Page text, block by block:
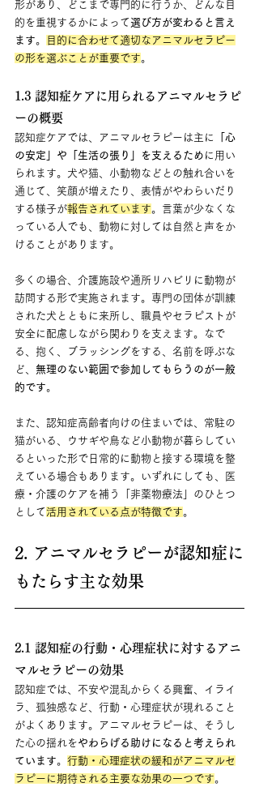
形があり、どこまで専門的に行うか、どんな目
的を重視するかによって選び方が変わると言え
ます。
目的に合わせて適切なアニマルセラピー
の形を選ぶことが重要です。
1.3 認知症ケアに用られるアニマルセラピ
ーの概要
認知症ケアでは、アニマルセラピーは主に
「心
の安定」や「生活の張り」を支えるため に用い
られます。犬や猫、小動物などとの触れ合いを
通じて、笑顔が増えたり、表情がやわらいだり
する様子が報告されています。言葉が少なくな
っている人でも、動物に対しては自然と声をか
けることがあります。
多くの場合、介護施設や通所リハビリに動物が
訪問する形で実施されます。専門の団体が訓練
された犬とともに来所し、職員やセラピストが
安全に配慮しながら関わりを支えます。なで
る、抱く、ブラッシングをする、名前を呼ぶな
ど、 無理のない範囲で参加してもらうのが一般
的です。
また、認知症高齢者向けの住まいでは、常駐の
猫がいる、ウサギや鳥など小動物が暮らしてい
るといった形で日常的に動物と接する環境を整
えている場合もあります。いずれにしても、医
療・介護のケアを補う「非薬物療法」のひとつ
として活用されている点が特徴です。
2. アニマルセラピーが認知症に
もたらす主な効果
2.1 認知症の行動・心理症状に対するアニ
マルセラピーの効果
認知症では、不安や混乱からくる興奮、イライ
ラ、孤独感など、行動・心理症状が現れること
がよくあります。アニマルセラピーは、そうし
た心の揺れをやわらげる助けになると考えられ
ています。 行動・心理症状の緩和がアニマルセ
ラピーに期待される主要な効果の一つです。